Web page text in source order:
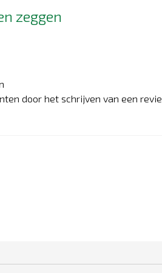
zeggen
door het schrijven van een